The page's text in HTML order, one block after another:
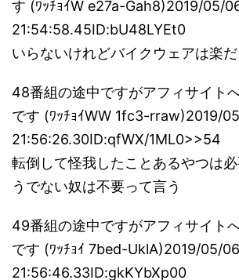
す (ﾜｯﾁｮｲW e27a-Gah8)2019/05/
21:54:58.45ID:bU48LYEt0
いらないけれどバイクウェアは楽
48番組の途中ですがアフィサイト
です (ﾜｯﾁｮｲWW 1fc3-rraw)2019/
21:56:26.30ID:qfWX/1ML0>>54
転倒して怪我したことあるやつは
うでない奴は不要って言う
49番組の途中ですがアフィサイト
です (ﾜｯﾁｮｲ 7bed-UklA)2019/05/
21:56:46.33ID:gkKYbXp00